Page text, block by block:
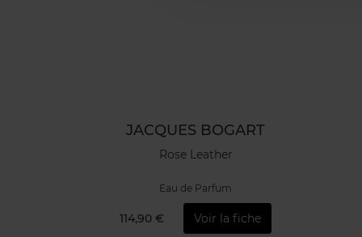
JACQUES BOGART
Rose Leather
Eau de Parfum
114,90 € Voir la fiche